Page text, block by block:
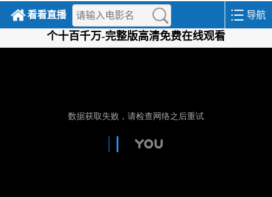
看看直播 导航
个十百千万-完整版高清免费在线观看